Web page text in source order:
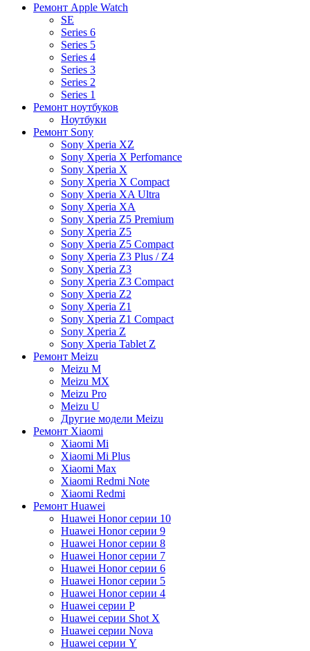
Ремонт Apple Watch
SE
Series 6
Series 5
Series 4
Series 3
Series 2
Series 1
Ремонт ноутбуков
Ноутбуки
Ремонт Sony
Sony Xperia XZ
Sony Xperia X Perfomance
Sony Xperia X
Sony Xperia X Compact
Sony Xperia XA Ultra
Sony Xperia XA
Sony Xperia Z5 Premium
Sony Xperia Z5
Sony Xperia Z5 Compact
Sony Xperia Z3 Plus / Z4
Sony Xperia Z3
Sony Xperia Z3 Compact
Sony Xperia Z2
Sony Xperia Z1
Sony Xperia Z1 Compact
Sony Xperia Z
Sony Xperia Tablet Z
Ремонт Meizu
Meizu M
Meizu MX
Meizu Pro
Meizu U
Другие модели Meizu
Ремонт Xiaomi
Xiaomi Mi
Xiaomi Mi Plus
Xiaomi Max
Xiaomi Redmi Note
Xiaomi Redmi
Ремонт Huawei
Huawei Honor серии 10
Huawei Honor серии 9
Huawei Honor серии 8
Huawei Honor серии 7
Huawei Honor серии 6
Huawei Honor серии 5
Huawei Honor серии 4
Huawei серии P
Huawei серии Shot X
Huawei серии Nova
Huawei серии Y